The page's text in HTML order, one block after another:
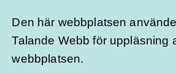
Den här webbplatsen
Talande Webb för uppläsning
webbplatsen.